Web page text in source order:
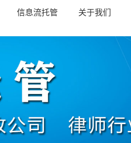
信息流托管 关于我们